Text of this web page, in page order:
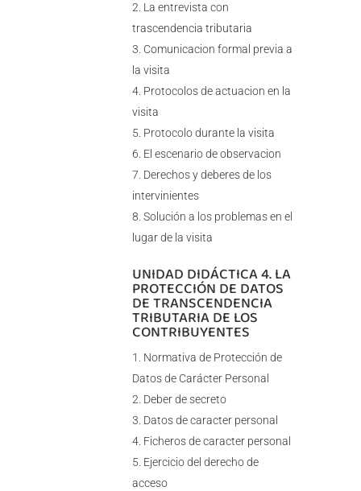
La entrevista con
trascendencia tributaria
Comunicacion formal previa a
la visita
Protocolos de actuacion en la
visita
Protocolo durante la visita
El escenario de observacion
Derechos y deberes de los
intervinientes
Solución a los problemas en el
lugar de la visita
UNIDAD DIDÁCTICA 4. LA
PROTECCIÓN DE DATOS
DE TRANSCENDENCIA
TRIBUTARIA DE LOS
CONTRIBUYENTES
Normativa de Protección de
Datos de Carácter Personal
Deber de secreto
Datos de caracter personal
Ficheros de caracter personal
Ejercicio del derecho de
acceso